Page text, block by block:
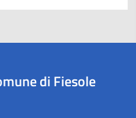
di Fiesole